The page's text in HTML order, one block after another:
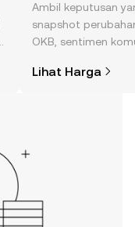
Ambil keputusan
snapshot
OKB, sentimen
Lihat Harga